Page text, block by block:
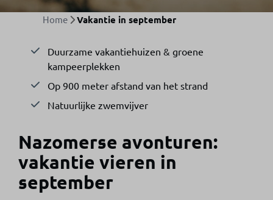
Home Vakantie in september
Duurzame vakantiehuizen & groene
kampeerplekken
Op 900 meter afstand van het strand
Natuurlijke zwemvijver
Nazomerse avonturen:
vakantie vieren in
september